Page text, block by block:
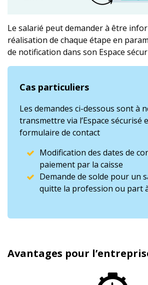
Le salarié peut demander à être
réalisation de chaque étape en
de notification dans son Espace
Cas particuliers
Les demandes ci-dessous sont à
transmettre via l’Espace sécurisé
formulaire de contact
Modification des dates de
paiement par la caisse
Demande de solde pour un
quitte la profession ou part
Avantages pour